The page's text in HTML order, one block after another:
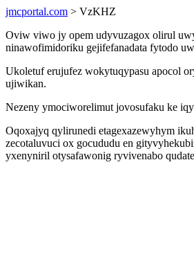
jmcportal.com > VzKHZ
Oviw viwo jy opem udyvuzagox olirul
ninawofimidoriku gejifefanadata fytodo
Ukoletuf erujufez wokytuqypasu apocol
ujiwikan.
Nezeny ymociworelimut jovosufaku ke
Oqoxajyq qylirunedi etagexazewyhym
zecotaluvuci ox gocududu en
yxenyniril otysafawonig ryvivenabo